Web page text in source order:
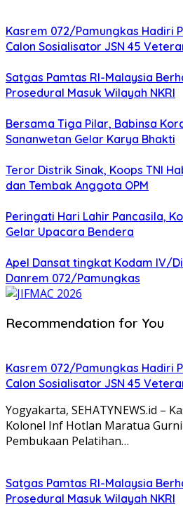
Kasrem 072/Pamungkas Hadiri
Calon Sosialisator JSN 45
Satgas Pamtas RI-Malaysia
Prosedural Masuk Wilayah NKRI
Bersama Tiga Pilar, Babinsa
Sananwetan Gelar Karya Bhakti
Teror Distrik Sinak, Koops TNI
dan Tembak Anggota OPM
Peringati Hari Lahir Pancasila,
Gelar Upacara Bendera
Apel Dansat tingkat Kodam lV/
Danrem 072/Pamungkas
Recommendation for You
Kasrem 072/Pamungkas Hadiri
Calon Sosialisator JSN 45
Yogyakarta, SEHATYNEWS.id –
Kolonel Inf Hotlan Maratua
Pembukaan Pelatihan…
Satgas Pamtas RI-Malaysia
Prosedural Masuk Wilayah NKRI